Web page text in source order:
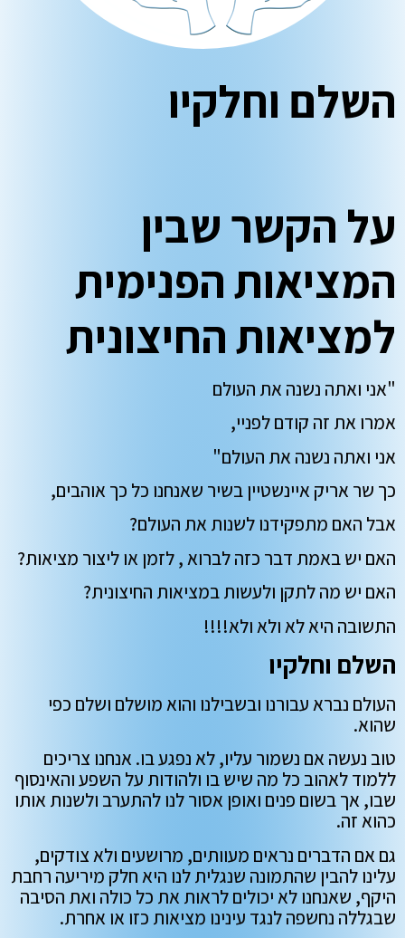
השלם וחלקיו
על הקשר שבין
המציאות הפנימית
למציאות החיצונית
"אני ואתה נשנה את העולם
אמרו את זה קודם לפניי,
אני ואתה נשנה את העולם"
כך שר אריק איינשטיין בשיר שאנחנו כל כך אוהבים,
אבל האם מתפקידנו לשנות את העולם?
האם יש באמת דבר כזה לברוא , לזמן או ליצור מציאות?
האם יש מה לתקן ולעשות במציאות החיצונית?
התשובה היא לא ולא ולא!!!!
השלם וחלקיו
העולם נברא עבורנו ובשבילנו והוא מושלם ושלם כפי
שהוא.
טוב נעשה אם נשמור עליו, לא נפגע בו. אנחנו צריכים
ללמוד לאהוב כל מה שיש בו ולהודות על השפע והאינסוף
שבו, אך בשום פנים ואופן אסור לנו להתערב ולשנות אותו
כהוא זה.
גם אם הדברים נראים מעוותים, מרושעים ולא צודקים,
עלינו להבין שהתמונה שנגלית לנו היא חלק מיריעה רחבת
היקף, שאנחנו לא יכולים לראות את כל כולה ואת הסיבה
שבגללה נחשפה לנגד עינינו מציאות כזו או אחרת.